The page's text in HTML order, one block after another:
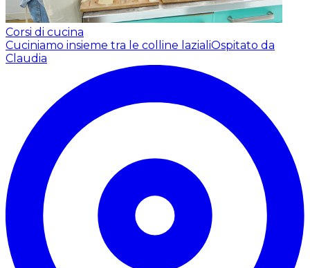
Corsi di cucina
Cuciniamo insieme tra le colline lazialiOspitato da
Claudia